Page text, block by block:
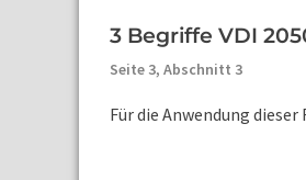
3 Begriffe VDI
Seite 3, Abschnitt 3
Für die Anwendung dieser